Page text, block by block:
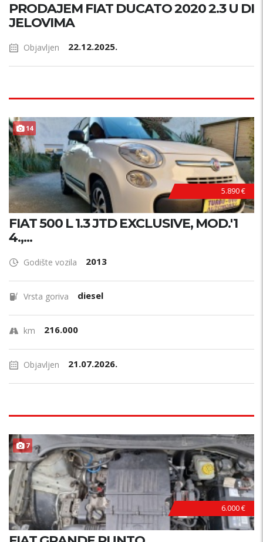
PRODAJEM FIAT DUCATO 2020 2.3 U DI
JELOVIMA
Objavljen 22.12.2025.
14
5.890 €
FIAT 500 L 1.3 JTD EXCLUSIVE, MOD.'1
4.,...
Godište vozila 2013
Vrsta goriva diesel
km 216.000
Objavljen 21.07.2026.
7
6.000 €